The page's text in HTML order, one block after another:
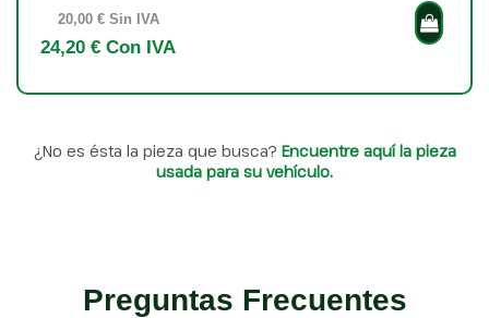
20,00 € Sin IVA
24,20 € Con IVA
¿No es ésta la pieza que busca? Encuentre aquí la pieza
usada para su vehículo.
Preguntas Frecuentes